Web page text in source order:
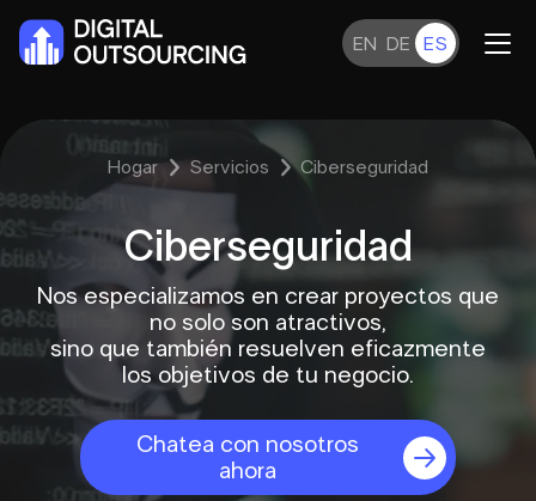
EN DE ES
Hogar Servicios Ciberseguridad
Ciberseguridad
Nos especializamos en crear proyectos que
no solo son atractivos,
sino que también resuelven eficazmente
los objetivos de tu negocio.
Chatea con nosotros
ahora